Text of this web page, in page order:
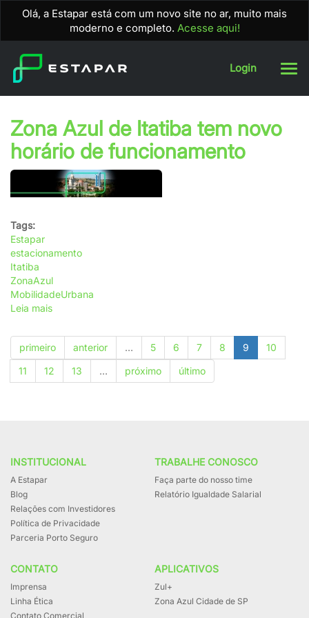
Pular
para
principal
Olá, a Estapar está com um novo site no ar, muito mais
moderno e completo. Acesse aqui!
Login
estacionamento
Zona Azul de Itatiba tem novo
horário de funcionamento
Tags:
Estapar
estacionamento
Itatiba
ZonaAzul
MobilidadeUrbana
Leia mais
Azul
de
Itatiba
tem
primeiro anterior … 5 6 7 8 9
10
11
12 13 … próximo último
INSTITUCIONAL
A Estapar
Blog
Relações com Investidores
Política de Privacidade
Parceria Porto Seguro
TRABALHE CONOSCO
Faça parte do nosso time
Relatório Igualdade Salarial
CONTATO
Imprensa
Linha Ética
Contato Comercial
APLICATIVOS
Zul+
Zona Azul Cidade de SP